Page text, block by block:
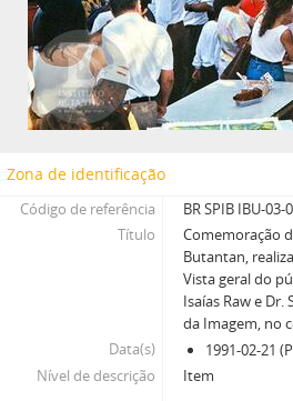
Zona de identificação
Código de referência
BR SPIB IBU-
Título
Comemoração
Butantan,
Vista geral do
Isaías Raw e
da Imagem, no
Data(s)
1991-02-21
Nível de descrição
Item